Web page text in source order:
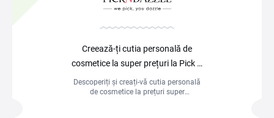
Creează-ți cutia personală de
cosmetice la super prețuri la Pick N
Dazzle
Descoperiți și creați-vă cutia personală
de cosmetice la prețuri super